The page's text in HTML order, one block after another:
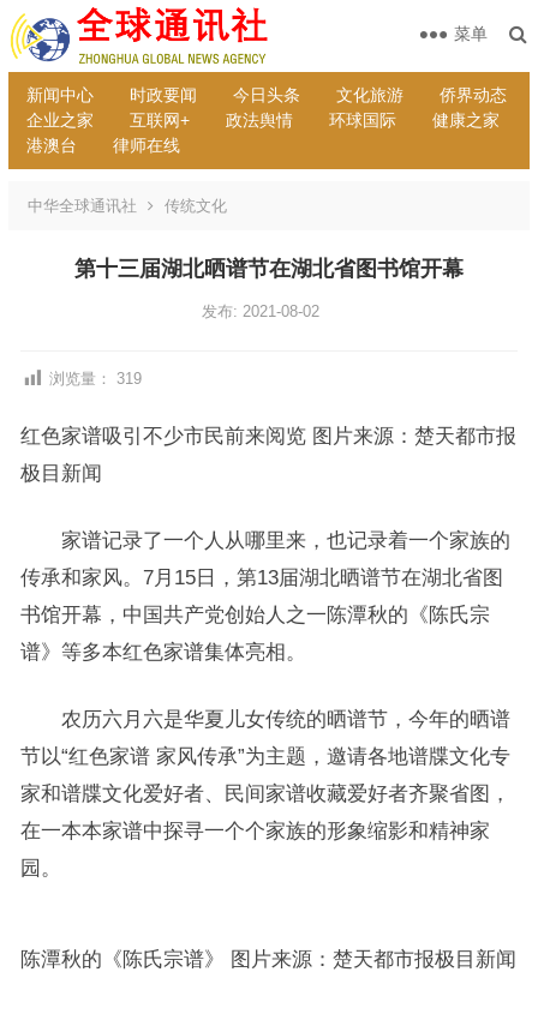
新闻中心 时政要闻 今日头条 文化旅游
侨界动态
企业之家
互联网+ 政法舆情 环球国际
健康之家
港澳台
律师在线
菜单
中华全球通讯社 传统文化
第十三届湖北晒谱节在湖北省图书馆开幕
发布: 2021-08-02
浏览量： 319
红色家谱吸引不少市民前来阅览 图片来源：楚天都市报
极目新闻
家谱记录了一个人从哪里来，也记录着一个家族的
传承和家风。7月15日，第13届湖北晒谱节在湖北省图
书馆开幕，中国共产党创始人之一陈潭秋的《陈氏宗
谱》等多本红色家谱集体亮相。
农历六月六是华夏儿女传统的晒谱节，今年的晒谱
节以“红色家谱 家风传承”为主题，邀请各地谱牒文化专
家和谱牒文化爱好者、民间家谱收藏爱好者齐聚省图，
在一本本家谱中探寻一个个家族的形象缩影和精神家
园。
陈潭秋的《陈氏宗谱》 图片来源：楚天都市报极目新闻